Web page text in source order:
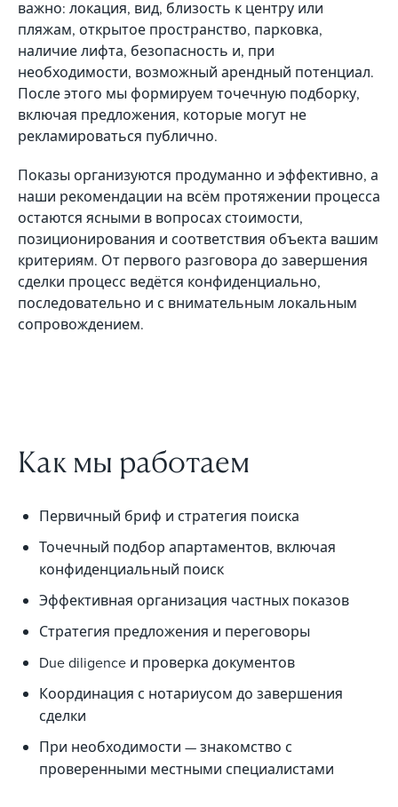
важно: локация, вид, близость к центру или
пляжам, открытое пространство, парковка,
наличие лифта, безопасность и, при
необходимости, возможный арендный потенциал.
После этого мы формируем точечную подборку,
включая предложения, которые могут не
рекламироваться публично.
Показы организуются продуманно и эффективно, а
наши рекомендации на всём протяжении процесса
остаются ясными в вопросах стоимости,
позиционирования и соответствия объекта вашим
критериям. От первого разговора до завершения
сделки процесс ведётся конфиденциально,
последовательно и с внимательным локальным
сопровождением.
Как мы работаем
Первичный бриф и стратегия поиска
Точечный подбор апартаментов, включая
конфиденциальный поиск
Эффективная организация частных показов
Стратегия предложения и переговоры
Due diligence и проверка документов
Координация с нотариусом до завершения
сделки
При необходимости — знакомство с
проверенными местными специалистами